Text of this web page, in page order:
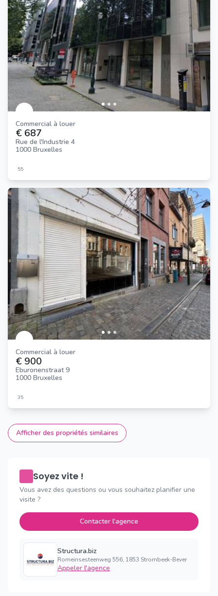
Commercial à louer
€ 687
Rue de l'Industrie 4
1000 Bruxelles
55
Commercial à louer
€ 900
Eburonenstraat 9
1000 Bruxelles
35
Afficher des propriétés similaires
Soyez vite !
Vous avez des questions ou vous souhaitez planifier une
visite ?
Contacter l'agence
Structura.biz
Romeinsesteenweg 556, 1853 Strombeek-Bever
Appeler l'agence